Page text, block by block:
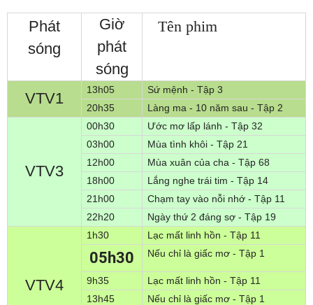
Phát
sóng
Giờ
phát
sóng
Tên phim
VTV1 13h05
Sứ mệnh - Tập 3
20h35
Làng ma - 10 năm sau - Tập 2
VTV3
00h30
Ước mơ lấp lánh - Tập 32
03h00
Mùa tình khôi - Tập 21
12h00
Mùa xuân của cha - Tập 68
18h00
Lắng nghe trái tim - Tập 14
21h00
Chạm tay vào nỗi nhớ - Tập 11
22h20
Ngày thứ 2 đáng sợ - Tập 19
VTV4
1h30 Lạc mất linh hồn - Tập 11
05h30 Nếu chỉ là giấc mơ - Tập 1
9h35
Lạc mất linh hồn - Tập 11
13h45
Nếu chỉ là giấc mơ - Tập 1